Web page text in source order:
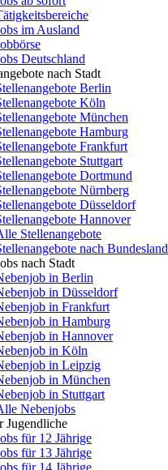
im Ausland
Deutschland
nach Stadt
Berlin
Köln
München
Hamburg
Frankfurt
Stuttgart
Dortmund
Nürnberg
Düsseldorf
Hannover
Stellenangebote
nach Bundesland
nach Stadt
in Berlin
in Düsseldorf
in Frankfurt
in Hamburg
in Hannover
in Köln
in Leipzig
in München
in Stuttgart
Nebenjobs
Jugendliche
für 12 Jährige
für 13 Jährige
für 14 Jährige